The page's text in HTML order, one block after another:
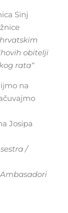
Sinj
obitelji
rata“
na
Josipa
/